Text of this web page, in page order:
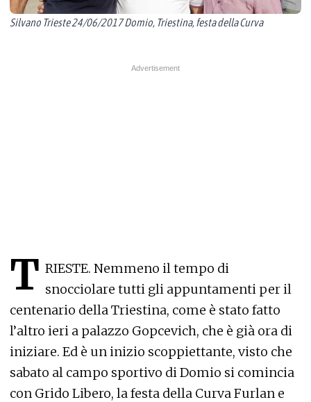
Silvano Trieste 24/06/2017 Domio, Triestina, festa della Curva
T RIESTE. Nemmeno il tempo di
snocciolare tutti gli appuntamenti per il
centenario della Triestina, come è stato fatto
l’altro ieri a palazzo Gopcevich, che è già ora di
iniziare. Ed è un inizio scoppiettante, visto che
sabato al campo sportivo di Domio si comincia
con Grido Libero, la festa della Curva Furlan e